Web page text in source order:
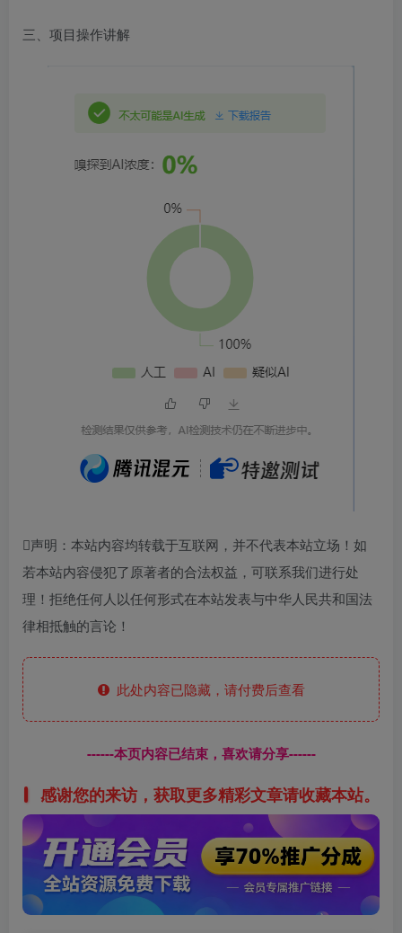
三、项目操作讲解
声明：本站内容均转载于互联网，并不代表本站立场！如
若本站内容侵犯了原著者的合法权益，可联系我们进行处
理！拒绝任何人以任何形式在本站发表与中华人民共和国法
律相抵触的言论！
此处内容已隐藏，请付费后查看
------本页内容已结束，喜欢请分享------
感谢您的来访，获取更多精彩文章请收藏本站。